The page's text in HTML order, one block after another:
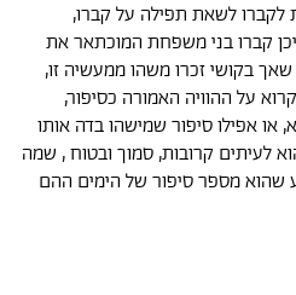
לקברו לשאת תפילה על קברו,
קברו בני משפחת המוכתאר את
שאך בקושי זכרו משהו ממעשיה זו,
על ההוויה האמורה כסיפור,
או אפילו סיפור שמישהו בדה אותו
לעיתים קרובות, סמוך ובטוח , שמה
שהוא מספר סיפור של הימים ההם